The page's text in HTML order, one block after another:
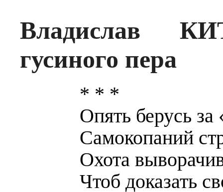
Владислав
гусиного пера
* * *
Опять берусь за
Самокопаний
Охота
Чтоб доказать